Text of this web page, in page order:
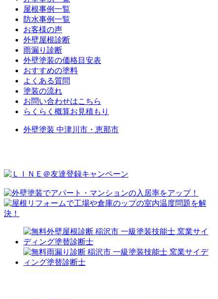
屋根事例一覧
防水事例一覧
お客様の声
外壁屋根診断
雨漏り診断
外壁塗装の価格目安表
おすすめの塗料
よくある質問
塗装の流れ
お問い合わせはこちら
らくらく概算お見積もり
外壁塗装 中津川市・恵那市